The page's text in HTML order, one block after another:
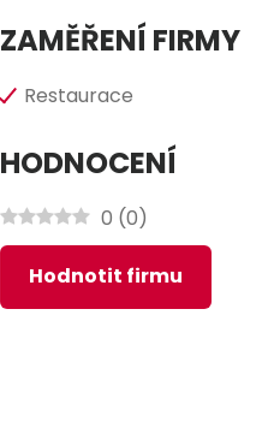
ZAMĚŘENÍ FIRMY
Restaurace
HODNOCENÍ
0 (0)
Hodnotit firmu